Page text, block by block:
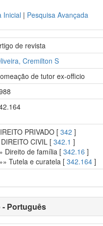
Inicial | Pesquisa Avançada
de revista
Cremilton S
de tutor ex-officio
PRIVADO [342 ]
CIVIL [342.1 ]
Direito de família [342.16 ]
Tutela e curatela [342.164 ]
- Português